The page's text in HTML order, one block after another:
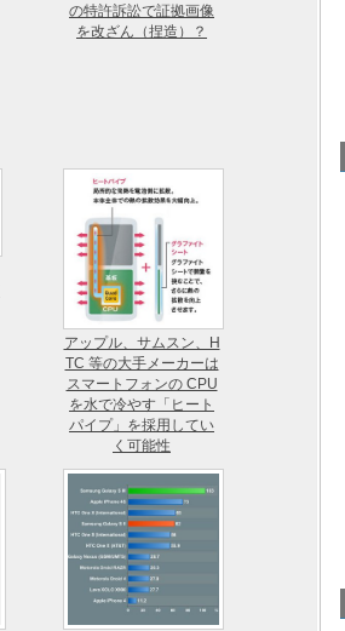
の特許訴訟で証拠画像
を改ざん（捏造）？
アップル、サムスン、H
TC 等の大手メーカーは
スマートフォンの CPU
を水で冷やす「ヒート
パイプ」を採用してい
く可能性